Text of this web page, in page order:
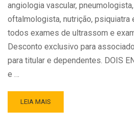
angiologia vascular,
oftalmologista, nutrição, psiquiatra
todos exames de ultrassom e
Desconto exclusivo para
para titular e dependentes. DOIS
e …
LEIA MAIS